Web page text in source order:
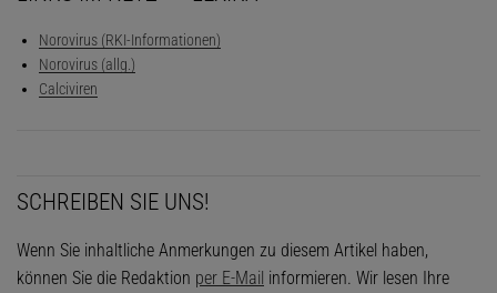
Norovirus (RKI-Informationen)
Norovirus (allg.)
Calciviren
SCHREIBEN SIE UNS!
Wenn Sie inhaltliche Anmerkungen zu diesem Artikel haben,
können Sie die Redaktion per E-Mail informieren. Wir lesen Ihre